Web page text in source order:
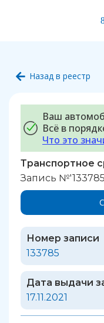
Назад в реестр
Ваш
Всё в
Что это
Транспортное
Запись №'133785
Номер записи
133785
Дата выдачи
17.11.2021